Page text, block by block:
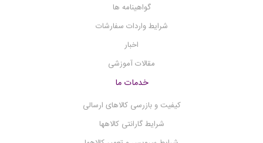
گواهینامه ها
شرایط واردات سفارشات
اخبار
مقالات آموزشی
خدمات ما
کیفیت و بازرسی کالاهای ارسالی
شرایط گارانتی کالاهها